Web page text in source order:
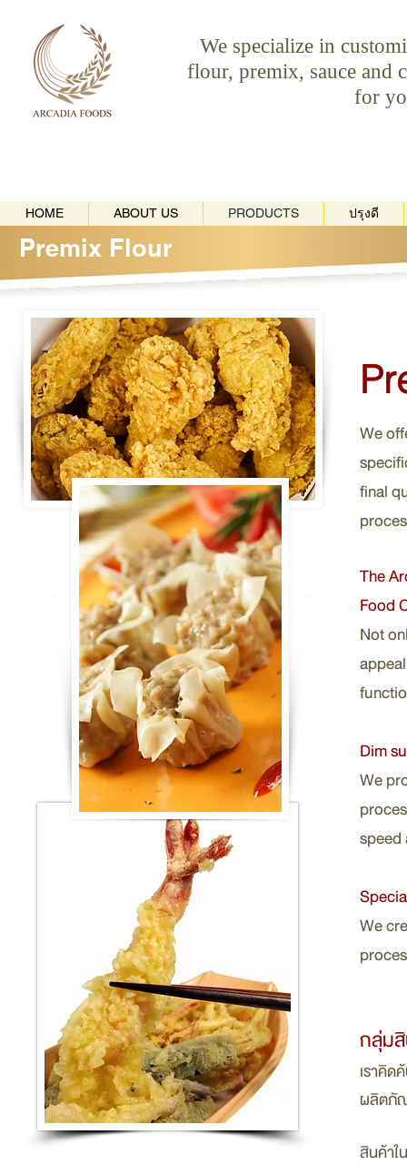
We specialize in
flour, premix, sauce and
for
HOME ABOUT US PRODUCTS ปรุงดี
Premix Flour
We
final
The
Food
Not
Dim
We
We
กลุ่ม
เราคิ
ผลิตภั
สินค้าใ